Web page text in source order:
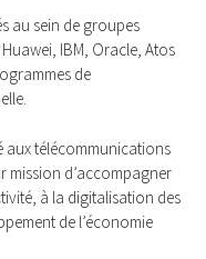
au sein de groupes
IBM, Oracle, Atos
de
aux télécommunications
mission d’accompagner
à la digitalisation des
de l’économie